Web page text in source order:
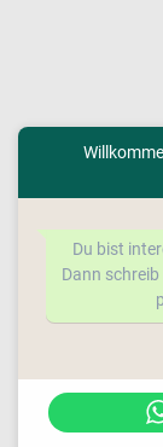
Du bist
Dann